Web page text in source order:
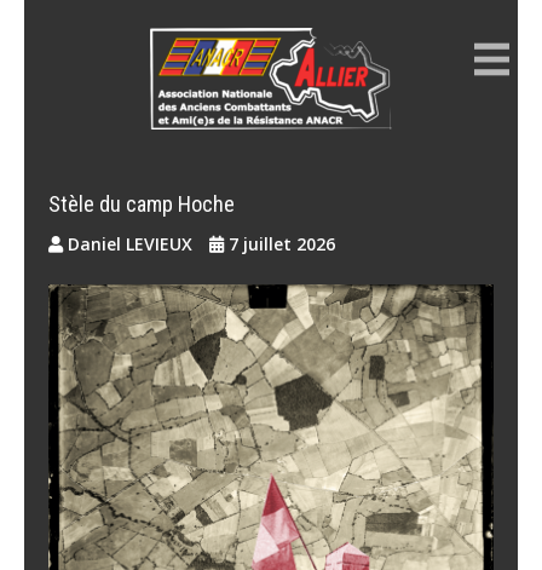
Stèle du camp Hoche
Daniel LEVIEUX 7 juillet 2026